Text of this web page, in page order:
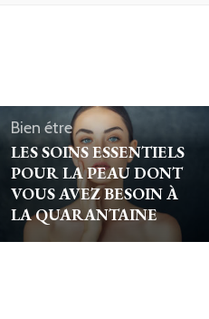
Bien étre
LES SOINS ESSENTIELS
POUR LA PEAU DONT
VOUS AVEZ BESOIN À
LA QUARANTAINE